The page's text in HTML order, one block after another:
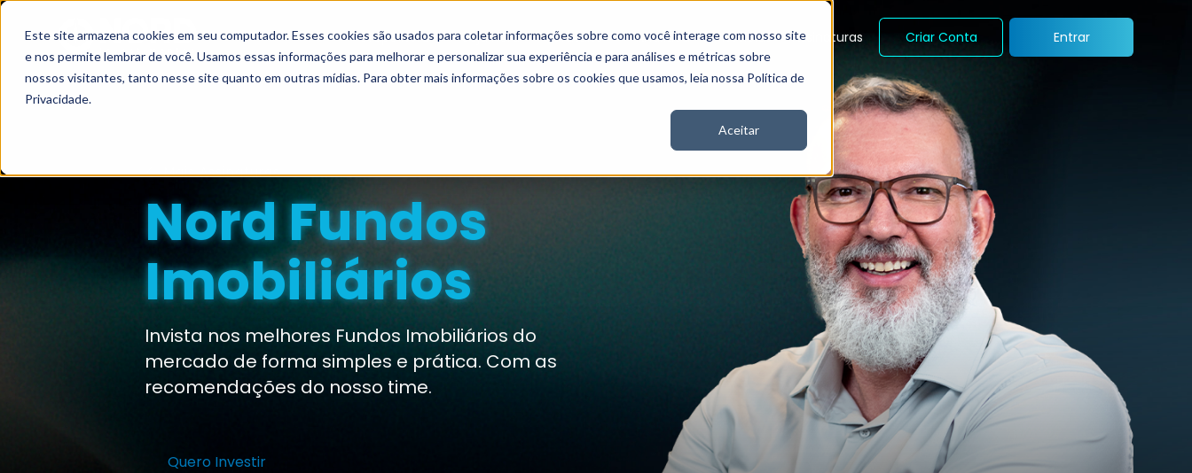
Este site armazena cookies em seu computador. Esses cookies são usados para coletar informações sobre como você interage com nosso site
e nos permite lembrar de você. Usamos essas informações para melhorar e personalizar sua experiência e para análises e métricas sobre
nossos visitantes, tanto nesse site quanto em outras mídias. Para obter mais informações sobre os cookies que usamos, leia nossa Política de
Privacidade.
Aceitar
Grupo Nord Seja Nord Gratuito Analítica Notícias Assinaturas Criar Conta Entrar
Mais Assinaturas
Nord Fundos
Imobiliários
Invista nos melhores Fundos Imobiliários do
mercado de forma simples e prática. Com as
recomendações do nosso time.
Quero Investir